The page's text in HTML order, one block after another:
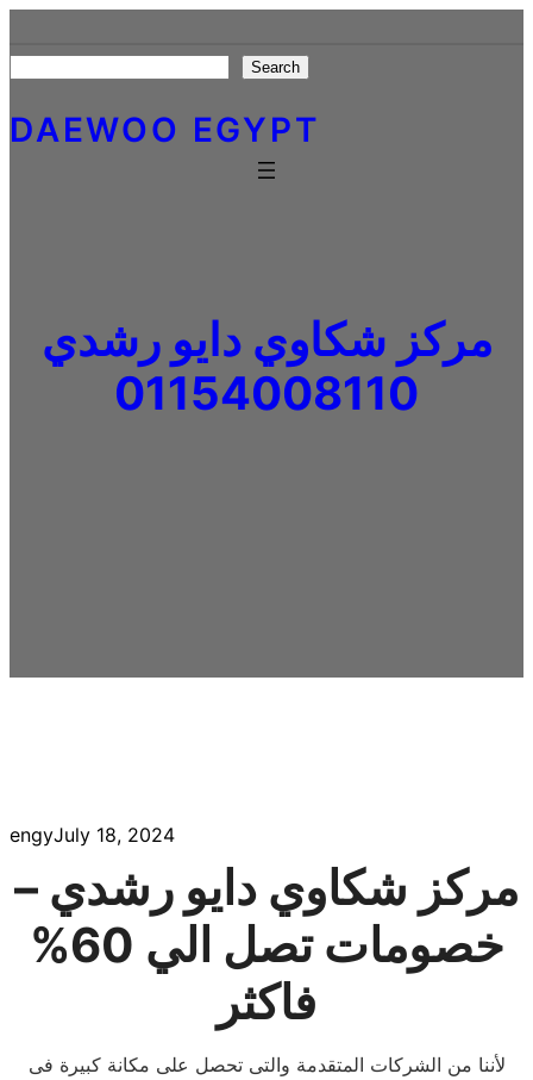
to
content
Search
DAEWOO EGYPT
مركز شكاوي دايو رشدي
01154008110
engyJuly 18, 2024
مركز شكاوي دايو رشدي –
خصومات تصل الي 60%
فاكثر
لأننا من الشركات المتقدمة والتى تحصل على مكانة كبيرة فى